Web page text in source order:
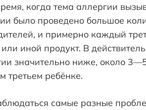
когда тема аллергии
было проведено большое
и примерно каждый
иной продукт. В
значительно ниже, около
третьем ребёнке.
самые разные